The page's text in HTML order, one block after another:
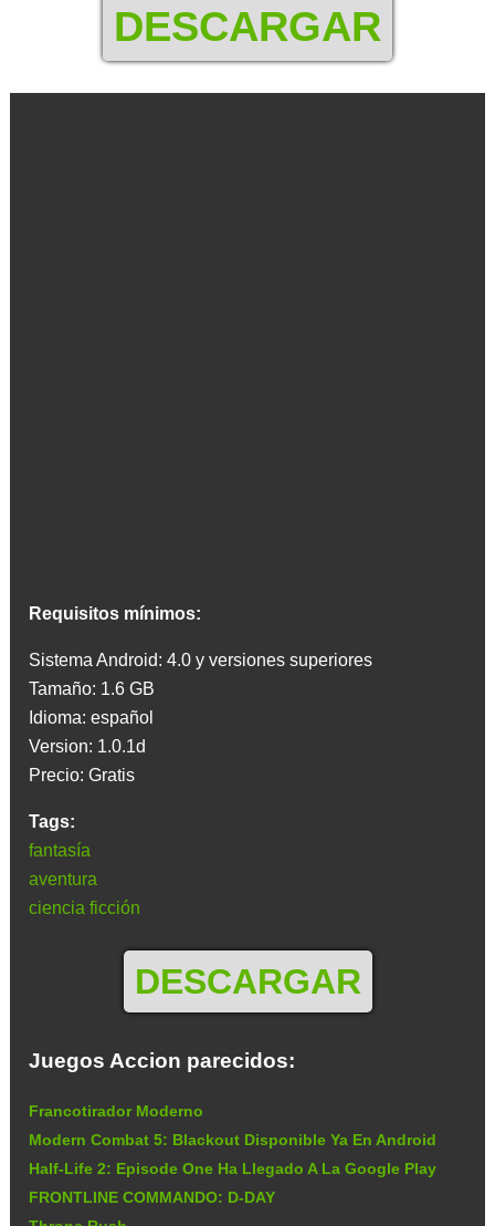
DESCARGAR
Requisitos mínimos:
Sistema Android: 4.0 y versiones superiores
Tamaño: 1.6 GB
Idioma: español
Version: 1.0.1d
Precio: Gratis
Tags:
fantasía
aventura
ciencia ficción
DESCARGAR
Juegos Accion parecidos:
Francotirador Moderno
Modern Combat 5: Blackout Disponible Ya En Android
Half-Life 2: Episode One Ha Llegado A La Google Play
FRONTLINE COMMANDO: D-DAY